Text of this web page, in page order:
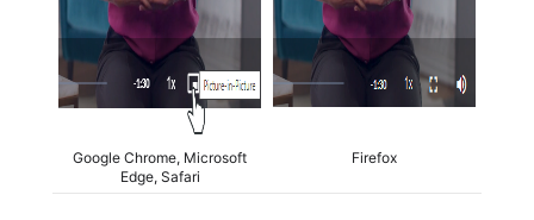
Google Chrome, Microsoft
Edge, Safari
Firefox